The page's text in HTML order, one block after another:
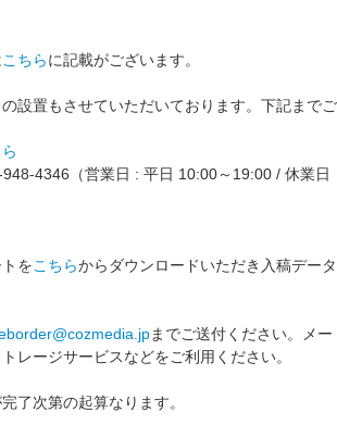
こちらに記載がございます。
設置もさせていただいております。下記までご
4346（営業日 : 平日 10:00～19:00 / 休業日
をこちらからダウンロードいただき入稿データ
までご送付ください。メー
レージサービスなどをご利用ください。
了次第の起算なります。